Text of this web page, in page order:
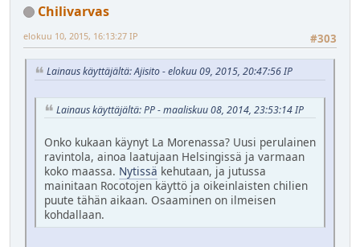
Chilivarvas
#303
elokuu 10, 2015, 16:13:27 IP
Lainaus käyttäjältä: Ajisito - elokuu 09, 2015, 20:47:56 IP
Lainaus käyttäjältä: PP - maaliskuu 08, 2014, 23:53:14 IP
Onko kukaan käynyt La Morenassa? Uusi perulainen
ravintola, ainoa laatujaan Helsingissä ja varmaan
koko maassa. Nytissä kehutaan, ja jutussa
mainitaan Rocotojen käyttö ja oikeinlaisten chilien
puute tähän aikaan. Osaaminen on ilmeisen
kohdallaan.